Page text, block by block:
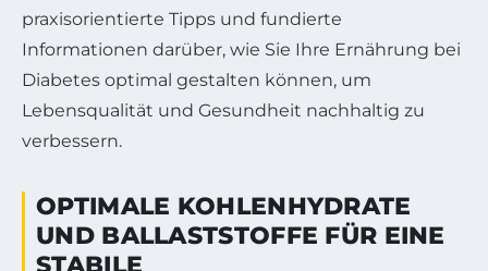
praxisorientierte Tipps und fundierte
Informationen darüber, wie Sie Ihre Ernährung bei
Diabetes optimal gestalten können, um
Lebensqualität und Gesundheit nachhaltig zu
verbessern.
OPTIMALE KOHLENHYDRATE
UND BALLASTSTOFFE FÜR EINE
STABILE